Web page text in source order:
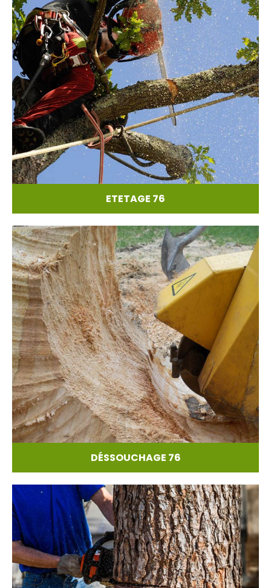
ETETAGE 76
DÉSSOUCHAGE 76